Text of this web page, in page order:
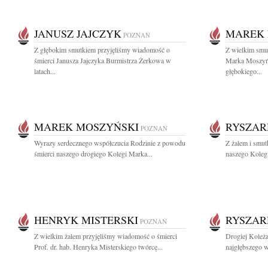
JANUSZ JAJCZYK POZNAŃ
Z głębokim smutkiem przyjęliśmy wiadomość o
śmierci Janusza Jajczyka Burmistrza Żerkowa w
latach...
MAREK
Z wielkim
Marka
głębokiego...
MAREK MOSZYŃSKI POZNAŃ
Wyrazy serdecznego współczucia Rodzinie z powodu
śmierci naszego drogiego Kolegi Marka...
Z żalem i
naszego
HENRYK MISTERSKI POZNAŃ
Z wielkim żalem przyjęliśmy wiadomość o śmierci
Prof. dr. hab. Henryka Misterskiego twórcę...
Drogiej
najgłębszego